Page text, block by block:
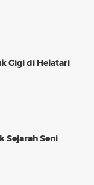
Gigi di Helatari
Sejarah Seni